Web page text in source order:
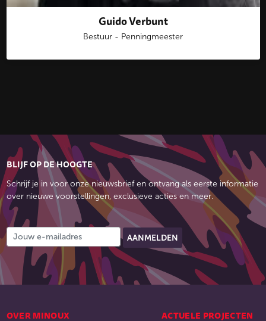
Guido Verbunt
Bestuur - Penningmeester
BLIJF OP DE HOOGTE
Schrijf je in voor onze nieuwsbrief en ontvang als eerste informatie
over nieuwe voorstellingen, exclusieve acties en meer.
OVER MINOUX ACTUELE PROJECTEN